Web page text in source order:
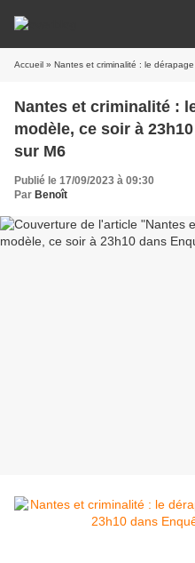
Accueil » Nantes et criminalité : le dérapage d’une
Nantes et criminalité :
modèle, ce soir à
sur M6
Publié le 17/09/2023 à 09:30
Par Benoît